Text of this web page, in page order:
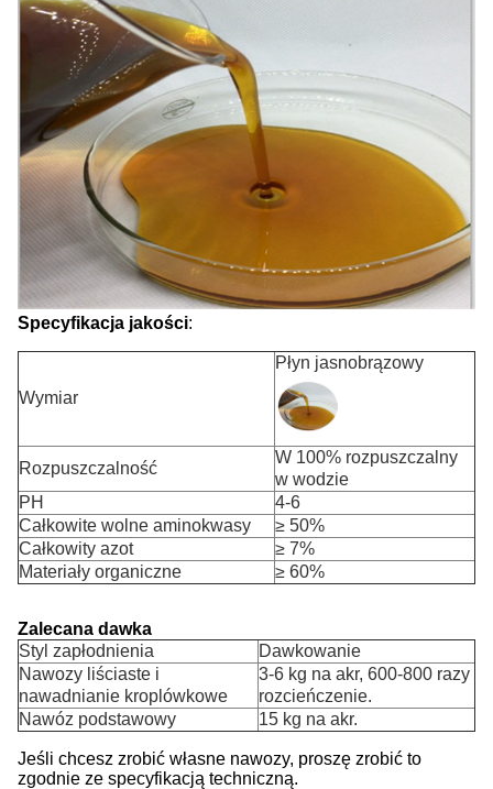
Specyfikacja jakości:
Wymiar
Płyn jasnobrązowy
Rozpuszczalność
W 100% rozpuszczalny
w wodzie
PH
4-6
Całkowite wolne aminokwasy
≥ 50%
Całkowity azot
≥ 7%
Materiały organiczne
≥ 60%
Zalecana dawka
Styl zapłodnienia
Dawkowanie
Nawozy liściaste i
nawadnianie kroplówkowe
3-6 kg na akr, 600-800 razy
rozcieńczenie.
Nawóz podstawowy
15 kg na akr.
Jeśli chcesz zrobić własne nawozy, proszę zrobić to
zgodnie ze specyfikacją techniczną.